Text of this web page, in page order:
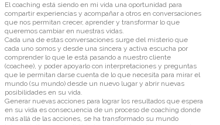
El coaching está siendo en mi vida una oportunidad para
compartir experiencias y acompañar a otros en conversaciones
que nos permitan crecer, aprender y transformar lo que
queremos cambiar en nuestras vidas.
Cada una de estas conversaciones surge del misterio que
cada uno somos y desde una sincera y activa escucha por
comprender lo que le está pasando a nuestro cliente
(coachee), y poder apoyarlo con interpretaciones y preguntas
que le permitan darse cuenta de lo que necesita para mirar el
mundo (su mundo) desde un nuevo lugar y abrir nuevas
posibilidades en su vida.
Generar nuevas acciones para lograr los resultados que espera
en su vida es consecuencia de un proceso de coaching donde
más allá de las acciones, se ha transformado su mundo